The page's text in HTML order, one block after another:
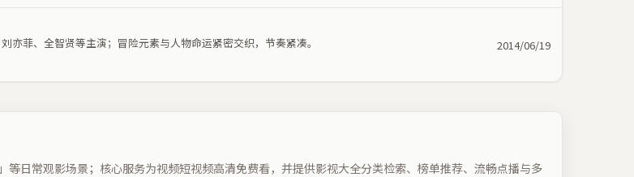
菲、全智贤等主演；冒险元素与人物命运紧密交织，节奏紧凑。 2014/06/19
日常观影场景；核心服务为视频短视频高清免费看，并提供影视大全分类检索、榜单推荐、流畅点播与多